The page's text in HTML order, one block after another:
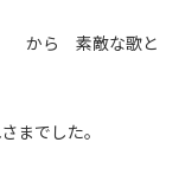
） から 素敵な歌と
までした。